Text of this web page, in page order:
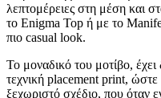
λεπτομέρειες στη μέση και
το Enigma Top ή με το
πιο casual look.
Το μοναδικό του μοτίβο, έχει
τεχνική placement print, ώστε
ξεχωριστό σχέδιο, που όταν